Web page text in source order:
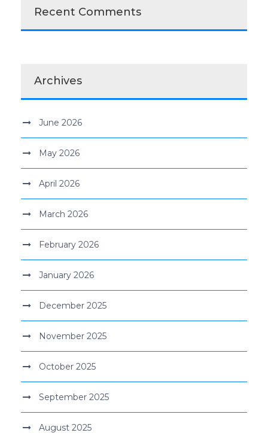
Recent Comments
Archives
June 2026
May 2026
April 2026
March 2026
February 2026
January 2026
December 2025
November 2025
October 2025
September 2025
August 2025